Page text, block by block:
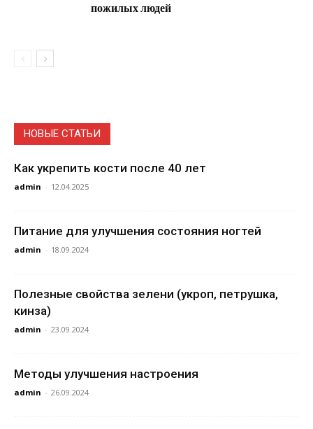
пожилых людей
НОВЫЕ СТАТЬИ
Как укрепить кости после 40 лет
admin - 12.04.2025
Питание для улучшения состояния ногтей
admin - 18.09.2024
Полезные свойства зелени (укроп, петрушка,
кинза)
admin - 23.09.2024
Методы улучшения настроения
admin - 26.09.2024